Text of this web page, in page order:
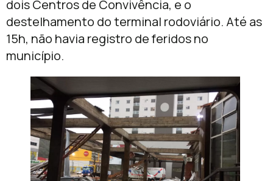
dois Centros de Convivência, e o
destelhamento do terminal rodoviário. Até as
15h, não havia registro de feridos no
município.